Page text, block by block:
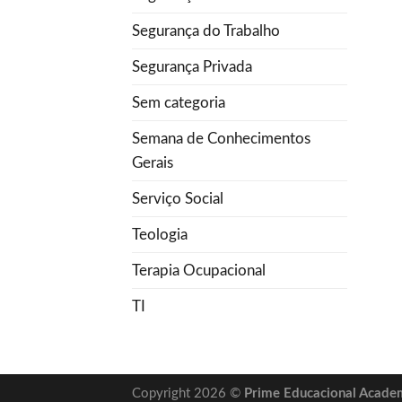
Segurança do Trabalho
Segurança Privada
Sem categoria
Semana de Conhecimentos
Gerais
Serviço Social
Teologia
Terapia Ocupacional
TI
Copyright 2026 © Prime Educacional